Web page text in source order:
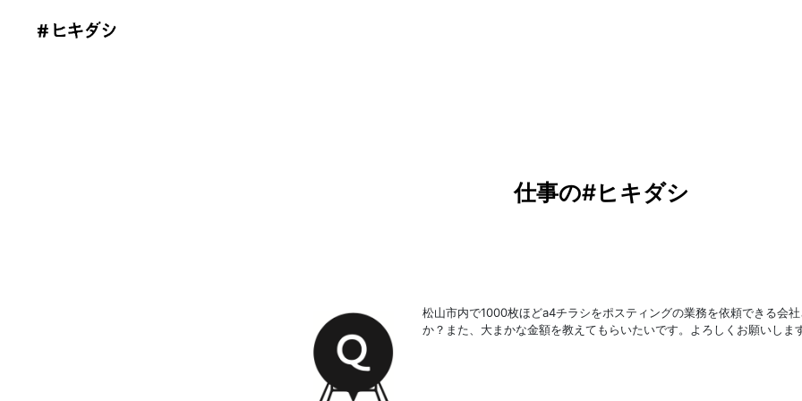
仕事の#ヒキダシ
松山市内で1000枚ほどa4チラシをポスティングの業務を依頼できる会
か？また、大まかな金額を教えてもらいたいです。よろしくお願いします